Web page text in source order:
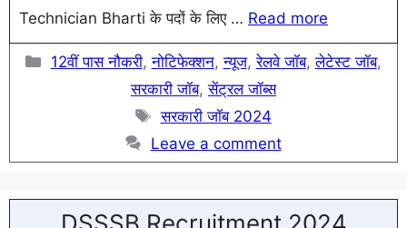
Technician Bharti के पदों के लिए … Read more
Categories
12वीं पास नौकरी,नोटिफेक्शन,न्यूज,रेलवे जॉब,लेटेस्ट जॉब,
सरकारी जॉब,सेंट्रल जॉब्स
Tags
सरकारी जॉब 2024
Leave a comment